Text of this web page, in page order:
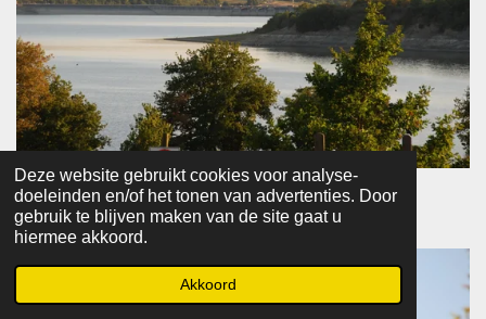
Deze website gebruikt cookies voor analyse-
doeleinden en/of het tonen van advertenties. Door
gebruik te blijven maken van de site gaat u
hiermee akkoord.
Akkoord